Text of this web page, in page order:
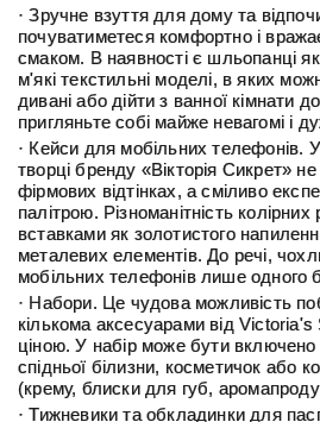
· Зручне взуття для дому та
почуватиметеся комфортно і
смаком. В наявності є шльопанці як
м'які текстильні моделі, в яких
дивані або дійти з ванної кімнати
пригляньте собі майже невагомі і
· Кейси для мобільних телефонів.
творці бренду «Вікторія Сикрет»
фірмових відтінках, а сміливо
палітрою. Різноманітність
вставками як золотистого
металевих елементів. До речі,
мобільних телефонів лише одного
· Набори. Це чудова можливість
кількома аксесуарами від
ціною. У набір може бути включено
спідньої білизни, косметичок або
(крему, блиски для губ,
· Тижневики та обкладинки для